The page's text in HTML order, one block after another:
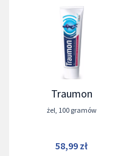
Traumon
żel 100 gramów
58,99 zł